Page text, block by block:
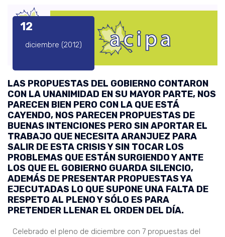
12
diciembre (2012)
LAS PROPUESTAS DEL GOBIERNO CONTARON
CON LA UNANIMIDAD EN SU MAYOR PARTE, NOS
PARECEN BIEN PERO CON LA QUE ESTÁ
CAYENDO, NOS PARECEN PROPUESTAS DE
BUENAS INTENCIONES PERO SIN APORTAR EL
TRABAJO QUE NECESITA ARANJUEZ PARA
SALIR DE ESTA CRISIS Y SIN TOCAR LOS
PROBLEMAS QUE ESTÁN SURGIENDO Y ANTE
LOS QUE EL GOBIERNO GUARDA SILENCIO,
ADEMÁS DE PRESENTAR PROPUESTAS YA
EJECUTADAS LO QUE SUPONE UNA FALTA DE
RESPETO AL PLENO Y SÓLO ES PARA
PRETENDER LLENAR EL ORDEN DEL DÍA.
Celebrado el pleno de diciembre con 7 propuestas del